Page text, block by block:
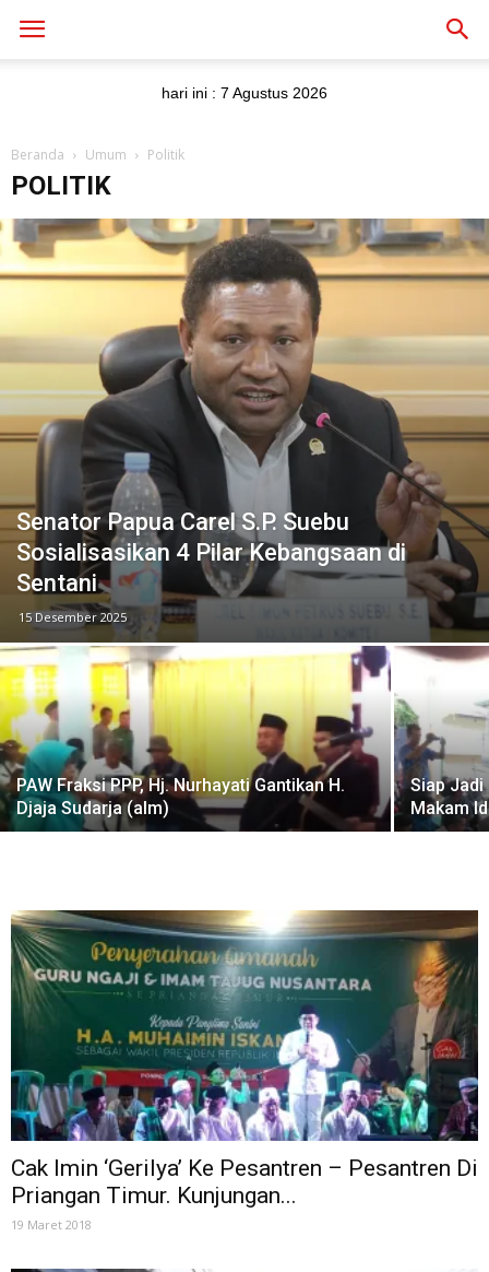
hari ini : 7 Agustus 2026
Beranda Umum Politik
POLITIK
Senator Papua Carel S.P. Suebu
Sosialisasikan 4 Pilar Kebangsaan di
Sentani
15 Desember 2025
PAW Fraksi PPP, Hj. Nurhayati Gantikan H.
Djaja Sudarja (alm)
Siap Jadi
Makam
Cak Imin ‘Gerilya’ Ke Pesantren – Pesantren Di
Priangan Timur. Kunjungan...
19 Maret 2018